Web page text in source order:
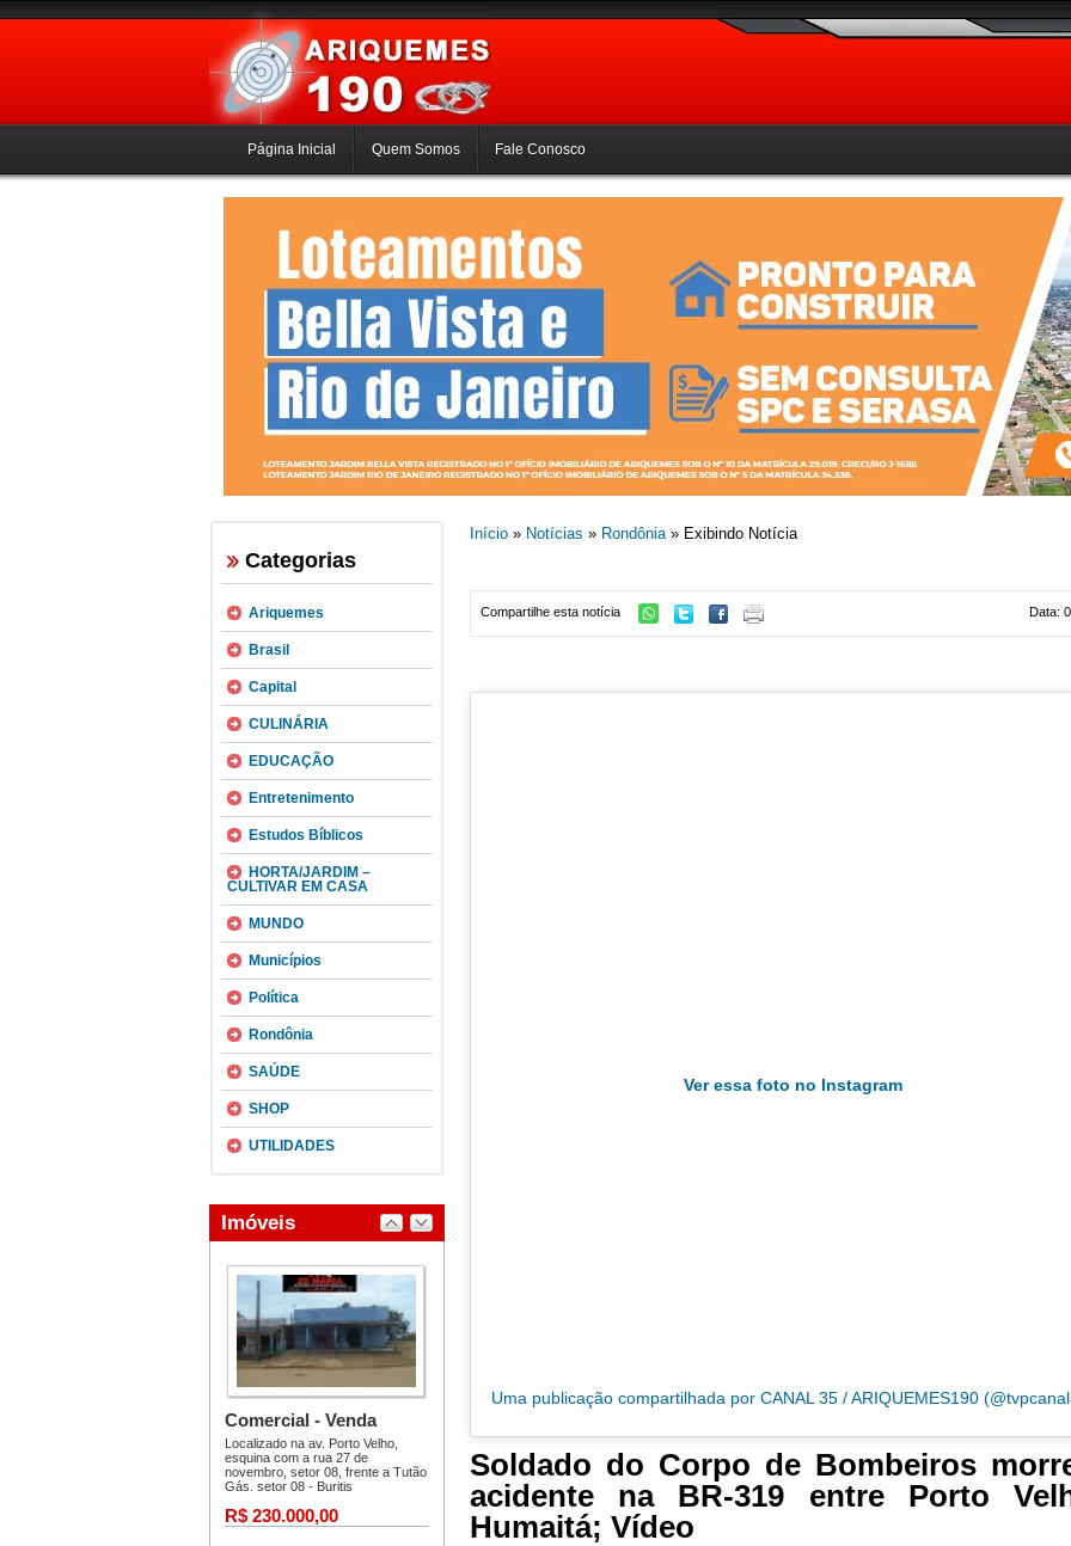
Página Inicial Quem Somos Fale Conosco
Categorias
Ariquemes
Brasil
Capital
CULINÁRIA
EDUCAÇÃO
Entretenimento
Estudos Bíblicos
HORTA/JARDIM –
CULTIVAR EM CASA
MUNDO
Municípios
Política
Rondônia
SAÚDE
SHOP
UTILIDADES
Início» Notícias » Rondônia» Exibindo Notícia
Data:
Compartilhe esta notícia
Ver essa foto no Instagram
Uma publicação compartilhada por CANAL 35 / ARIQUEMES190
Soldado do Corpo de Bombeiros
acidente na BR-319 entre Porto
Humaitá; Vídeo